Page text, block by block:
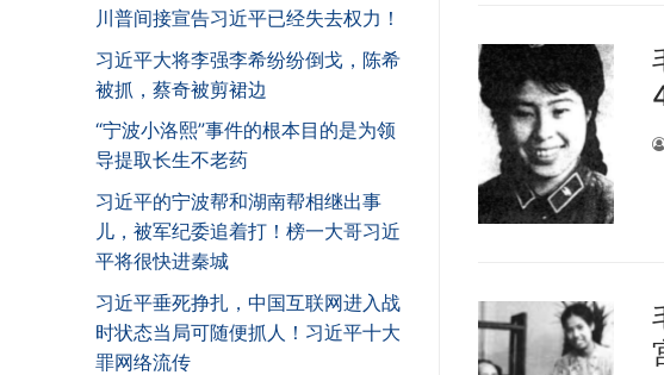
川普间接宣告习近平已经失去权力！
习近平大将李强李希纷纷倒戈，陈希
被抓，蔡奇被剪裙边
“宁波小洛熙”事件的根本目的是为领
导提取长生不老药
习近平的宁波帮和湖南帮相继出事
儿，被军纪委追着打！榜一大哥习近
平将很快进秦城
习近平垂死挣扎，中国互联网进入战
时状态当局可随便抓人！习近平十大
罪网络流传